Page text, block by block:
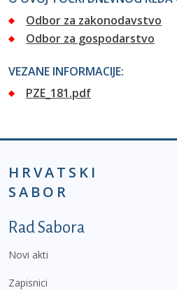
Odbor za zakonodavstvo
Odbor za gospodarstvo
VEZANE INFORMACIJE:
PZE_181.pdf
HRVATSKI
SABOR
Podnožje prvi
Rad Sabora
Novi akti
Zapisnici